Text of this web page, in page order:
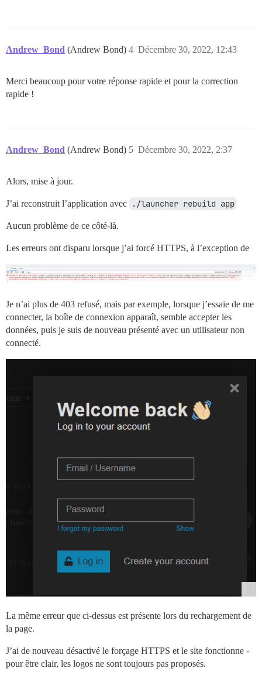
Andrew_Bond (Andrew Bond) Décembre 30, 2022, 12:43
4
Merci beaucoup pour votre réponse rapide et pour la correction
rapide !
Andrew_Bond (Andrew Bond) Décembre 30, 2022, 2:37
5
Alors, mise à jour.
J’ai reconstruit l’application avec ./launcher rebuild app
Aucun problème de ce côté-là.
Les erreurs ont disparu lorsque j’ai forcé HTTPS, à l’exception de
Je n’ai plus de 403 refusé, mais par exemple, lorsque j’essaie de me
connecter, la boîte de connexion apparaît, semble accepter les
données, puis je suis de nouveau présenté avec un utilisateur non
connecté.
La même erreur que ci-dessus est présente lors du rechargement de
la page.
J’ai de nouveau désactivé le forçage HTTPS et le site fonctionne -
pour être clair, les logos ne sont toujours pas proposés.